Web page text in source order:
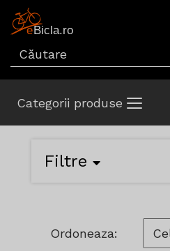
Categorii produse
Filtre
Ordoneaza: